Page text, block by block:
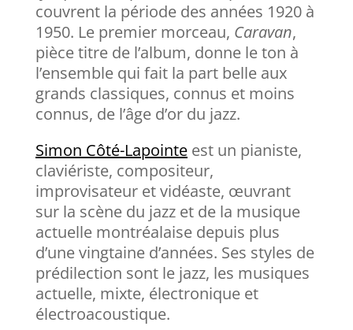
couvrent la période des années 1920 à
1950. Le premier morceau, Caravan,
pièce titre de l’album, donne le ton à
l’ensemble qui fait la part belle aux
grands classiques, connus et moins
connus, de l’âge d’or du jazz.
Simon Côté-Lapointe est un pianiste,
claviériste, compositeur,
improvisateur et vidéaste, œuvrant
sur la scène du jazz et de la musique
actuelle montréalaise depuis plus
d’une vingtaine d’années. Ses styles de
prédilection sont le jazz, les musiques
actuelle, mixte, électronique et
électroacoustique.